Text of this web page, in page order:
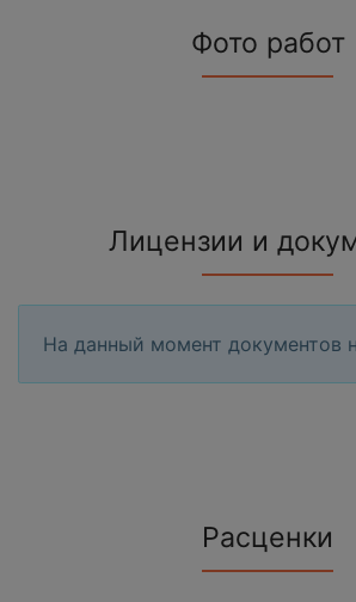
Фото работ
Лицензии и
На данный момент документов
Расценки